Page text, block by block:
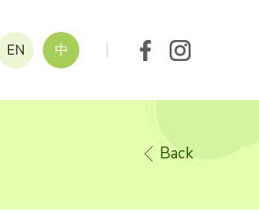
EN 中
Back